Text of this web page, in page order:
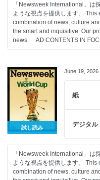
「Newsweek International」は
ような視点を提供します。
combination of news, culture
the smart and inquisitive. Our
news. AD CONTENTS IN
試し読み
June 19,
紙
デジタル
「Newsweek International」は
ような視点を提供します。
combination of news, culture